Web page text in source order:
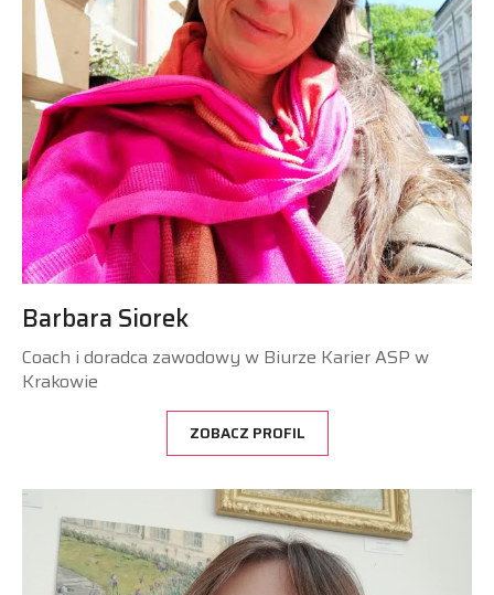
Barbara Siorek
Coach i doradca zawodowy w Biurze Karier ASP w
Krakowie
ZOBACZ PROFIL